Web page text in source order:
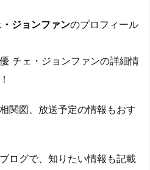
ジョンファンのプロフィール
チェ・ジョンファンの詳細情
関図、放送予定の情報もおす
ログで、知りたい情報も記載